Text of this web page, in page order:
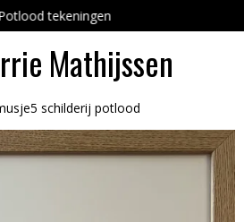
Mathijssen
tekeningen
schilderij potlood